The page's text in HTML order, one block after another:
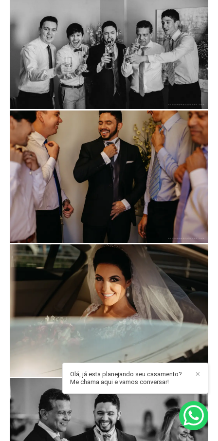
✕
Olá, já esta planejando seu casamento?
Me chama aqui e vamos conversar!